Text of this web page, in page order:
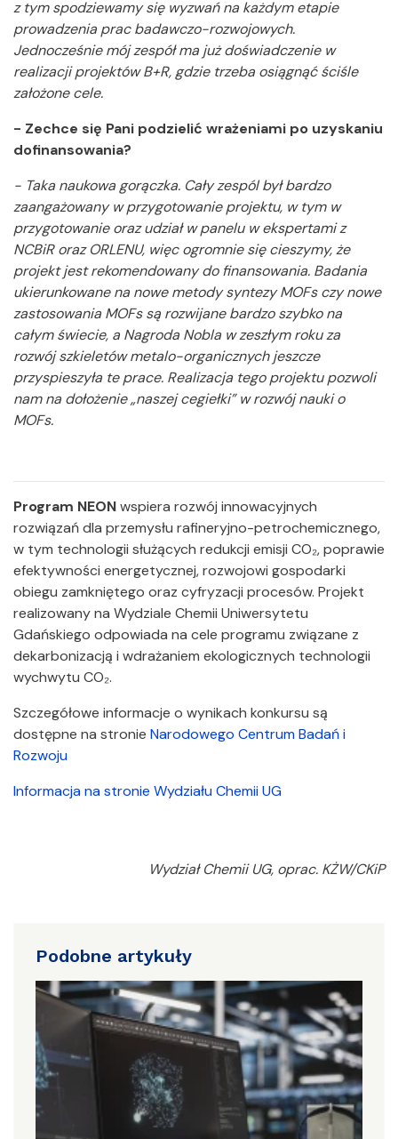
z tym spodziewamy się wyzwań na każdym etapie
prowadzenia prac badawczo-rozwojowych.
Jednocześnie mój zespół ma już doświadczenie w
realizacji projektów B+R, gdzie trzeba osiągnąć ściśle
założone cele.
- Zechce się Pani podzielić wrażeniami po uzyskaniu
dofinansowania?
- Taka naukowa gorączka. Cały zespól był bardzo
zaangażowany w przygotowanie projektu, w tym w
przygotowanie oraz udział w panelu w ekspertami z
NCBiR oraz ORLENU, więc ogromnie się cieszymy, że
projekt jest rekomendowany do finansowania. Badania
ukierunkowane na nowe metody syntezy MOFs czy nowe
zastosowania MOFs są rozwijane bardzo szybko na
całym świecie, a Nagroda Nobla w zeszłym roku za
rozwój szkieletów metalo-organicznych jeszcze
przyspieszyła te prace. Realizacja tego projektu pozwoli
nam na dołożenie „naszej cegiełki” w rozwój nauki o
MOFs.
Program NEONwspiera rozwój innowacyjnych
rozwiązań dla przemysłu rafineryjno-petrochemicznego,
w tym technologii służących redukcji emisji CO₂, poprawie
efektywności energetycznej, rozwojowi gospodarki
obiegu zamkniętego oraz cyfryzacji procesów. Projekt
realizowany na Wydziale Chemii Uniwersytetu
Gdańskiego odpowiada na cele programu związane z
dekarbonizacją i wdrażaniem ekologicznych technologii
wychwytu CO₂.
Szczegółowe informacje o wynikach konkursu są
dostępne na stronie Narodowego Centrum Badań i
Rozwoju
Informacja na stronie Wydziału Chemii UG
Wydział Chemii UG, oprac. KŻW/CKiP
Podobne artykuły